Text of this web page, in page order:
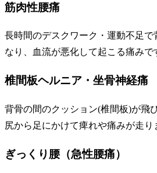
筋肉性腰痛
長時間のデスクワーク・運動不足で
なり、血流が悪化して起こる痛みで
椎間板ヘルニア・坐骨神経痛
背骨の間のクッション(椎間板)が飛
尻から足にかけて痺れや痛みが走り
ぎっくり腰（急性腰痛）